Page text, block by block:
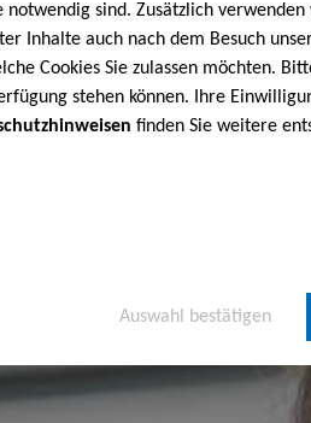
sind. Zusätzlich
Inhalte auch nach dem Besuch
Cookies Sie zulassen möchten.
stehen können. Ihre
finden Sie weitere
Auswahl bestätigen